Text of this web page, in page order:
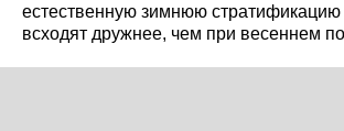
естественную зимнюю стратификацию
всходят дружнее, чем при весеннем